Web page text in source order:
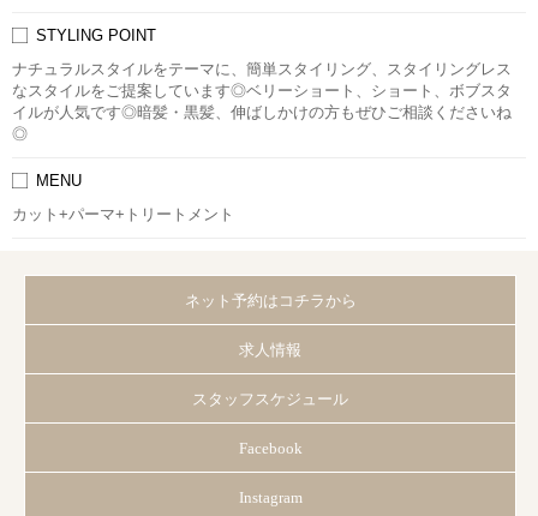
STYLING POINT
ナチュラルスタイルをテーマに、簡単スタイリング、スタイリングレス
なスタイルをご提案しています◎ベリーショート、ショート、ボブスタ
イルが人気です◎暗髪・黒髪、伸ばしかけの方もぜひご相談くださいね
◎
MENU
カット+パーマ+トリートメント
ネット予約はコチラから
求人情報
スタッフスケジュール
Facebook
Instagram